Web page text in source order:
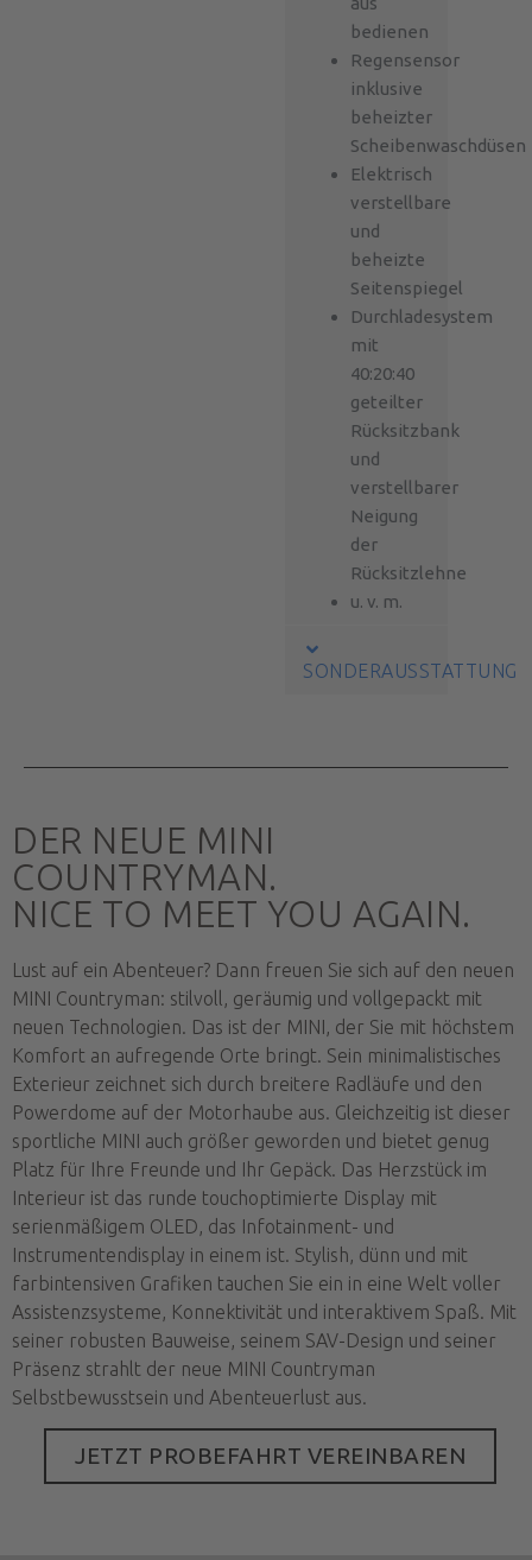
bedienen
Regensensor
inklusive
beheizter
Scheibenwaschdüsen
Elektrisch
verstellbare
und
beheizte
Seitenspiegel
Durchladesystem
mit
40:20:40
geteilter
Rücksitzbank
und
verstellbarer
Neigung
der
Rücksitzlehne
u. v. m.
SONDERAUSSTATTUNG
DER NEUE MINI
COUNTRYMAN.
NICE TO MEET YOU AGAIN.
Lust auf ein Abenteuer? Dann freuen Sie sich auf den neuen
MINI Countryman: stilvoll, geräumig und vollgepackt mit
neuen Technologien. Das ist der MINI, der Sie mit höchstem
Komfort an aufregende Orte bringt. Sein minimalistisches
Exterieur zeichnet sich durch breitere Radläufe und den
Powerdome auf der Motorhaube aus. Gleichzeitig ist dieser
sportliche MINI auch größer geworden und bietet genug
Platz für Ihre Freunde und Ihr Gepäck. Das Herzstück im
Interieur ist das runde touchoptimierte Display mit
serienmäßigem OLED, das Infotainment- und
Instrumentendisplay in einem ist. Stylish, dünn und mit
farbintensiven Grafiken tauchen Sie ein in eine Welt voller
Assistenzsysteme, Konnektivität und interaktivem Spaß. Mit
seiner robusten Bauweise, seinem SAV-Design und seiner
Präsenz strahlt der neue MINI Countryman
Selbstbewusstsein und Abenteuerlust aus.
JETZT PROBEFAHRT VEREINBAREN